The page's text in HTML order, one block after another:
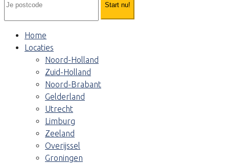
Start nu!
Home
Locaties
Noord-Holland
Zuid-Holland
Noord-Brabant
Gelderland
Utrecht
Limburg
Zeeland
Overijssel
Groningen